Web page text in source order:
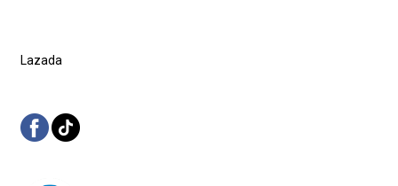
Lazada